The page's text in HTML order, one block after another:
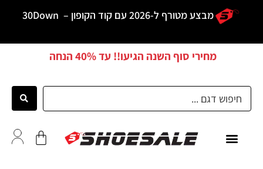
מבצע מטורף ל-2026 עם קוד הקופון – 30Down
מחירי סוף השנה הגיעו!! עד40% הנחה